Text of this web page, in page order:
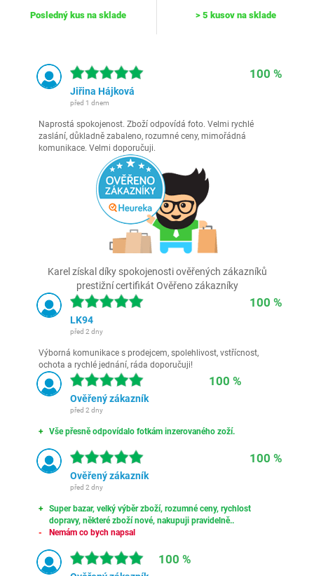
Posledný kus na sklade > 5 kusov na sklade
100 %
Jiřina Hájková
před 1 dnem
Naprostá spokojenost. Zboží odpovídá foto. Velmi rychlé
zaslání, důkladně zabaleno, rozumné ceny, mimořádná
komunikace. Velmi doporučuji.
Karel získal díky spokojenosti ověřených zákazníků
prestižní certifikát Ověřeno zákazníky
100 %
LK94
před 2 dny
Výborná komunikace s prodejcem, spolehlivost, vstřícnost,
ochota a rychlé jednání, ráda doporučuji!
100 %
Ověřený zákazník
před 2 dny
Vše přesně odpovídalo fotkám inzerovaného zoží.
100 %
Ověřený zákazník
před 2 dny
Super bazar, velký výběr zboží, rozumné ceny, rychlost
dopravy, některé zboží nové, nakupuji pravidelně..
Nemám co bych napsal
100 %